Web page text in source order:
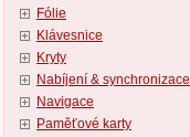
Fólie
Klávesnice
Kryty
Nabíjení & synchronizace
Navigace
Paměťové karty